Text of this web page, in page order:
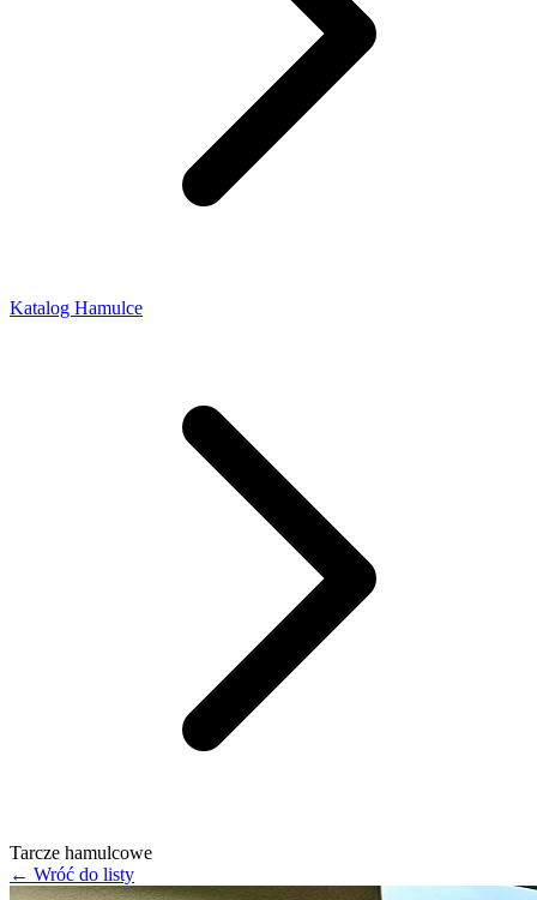
Katalog Hamulce
Tarcze hamulcowe
← Wróć do listy